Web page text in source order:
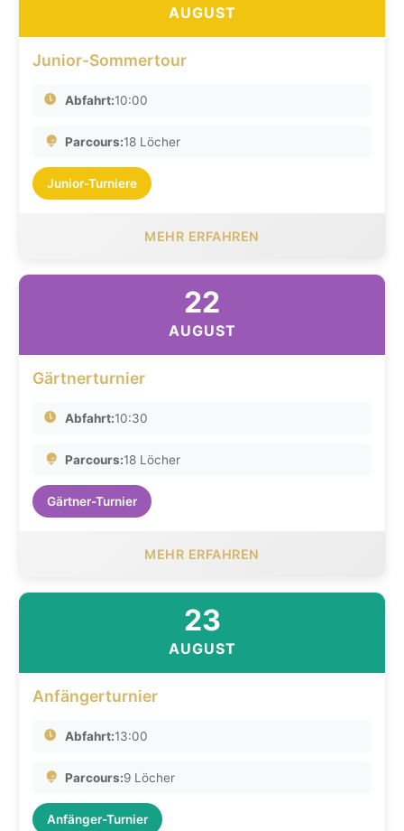
AUGUST
Junior-Sommertour
Abfahrt:10:00
Parcours:18 Löcher
Junior-Turniere
MEHR ERFAHREN
22
AUGUST
Gärtnerturnier
Abfahrt:10:30
Parcours:18 Löcher
Gärtner-Turnier
MEHR ERFAHREN
23
AUGUST
Anfängerturnier
Abfahrt:13:00
Parcours:9 Löcher
Anfänger-Turnier